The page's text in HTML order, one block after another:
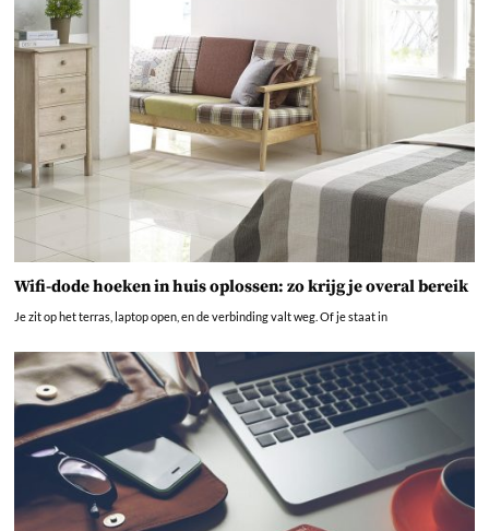
Wifi-dode hoeken in huis oplossen: zo krijg je overal bereik
Je zit op het terras, laptop open, en de verbinding valt weg. Of je staat in